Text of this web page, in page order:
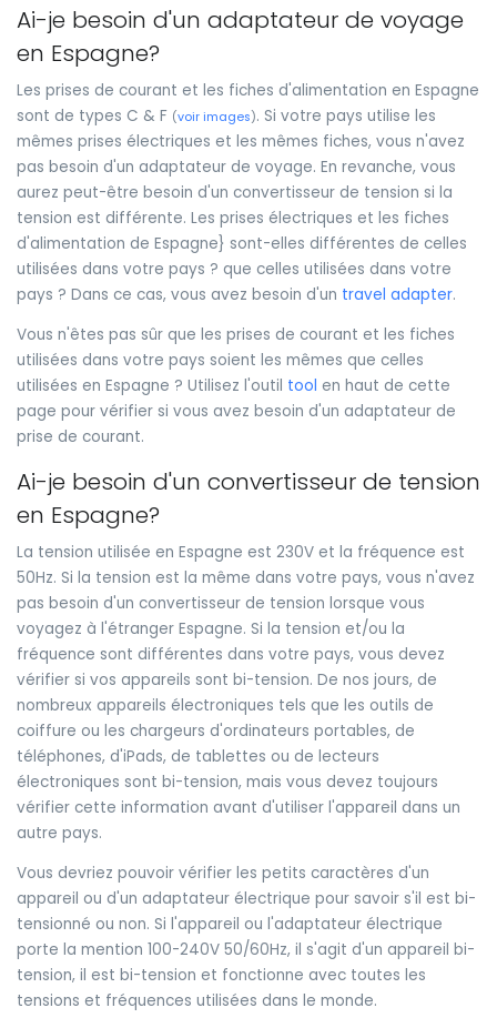
Ai-je besoin d'un adaptateur de voyage
en Espagne?
Les prises de courant et les fiches d'alimentation en Espagne
sont de types C & F (voir images). Si votre pays utilise les
mêmes prises électriques et les mêmes fiches, vous n'avez
pas besoin d'un adaptateur de voyage. En revanche, vous
aurez peut-être besoin d'un convertisseur de tension si la
tension est différente. Les prises électriques et les fiches
d'alimentation de Espagne} sont-elles différentes de celles
utilisées dans votre pays ? que celles utilisées dans votre
pays ? Dans ce cas, vous avez besoin d'un travel adapter.
Vous n'êtes pas sûr que les prises de courant et les fiches
utilisées dans votre pays soient les mêmes que celles
utilisées en Espagne ? Utilisez l'outil tool en haut de cette
page pour vérifier si vous avez besoin d'un adaptateur de
prise de courant.
Ai-je besoin d'un convertisseur de tension
en Espagne?
La tension utilisée en Espagne est 230V et la fréquence est
50Hz. Si la tension est la même dans votre pays, vous n'avez
pas besoin d'un convertisseur de tension lorsque vous
voyagez à l'étranger Espagne. Si la tension et/ou la
fréquence sont différentes dans votre pays, vous devez
vérifier si vos appareils sont bi-tension. De nos jours, de
nombreux appareils électroniques tels que les outils de
coiffure ou les chargeurs d'ordinateurs portables, de
téléphones, d'iPads, de tablettes ou de lecteurs
électroniques sont bi-tension, mais vous devez toujours
vérifier cette information avant d'utiliser l'appareil dans un
autre pays.
Vous devriez pouvoir vérifier les petits caractères d'un
appareil ou d'un adaptateur électrique pour savoir s'il est bi-
tensionné ou non. Si l'appareil ou l'adaptateur électrique
porte la mention 100-240V 50/60Hz, il s'agit d'un appareil bi-
tension, il est bi-tension et fonctionne avec toutes les
tensions et fréquences utilisées dans le monde.